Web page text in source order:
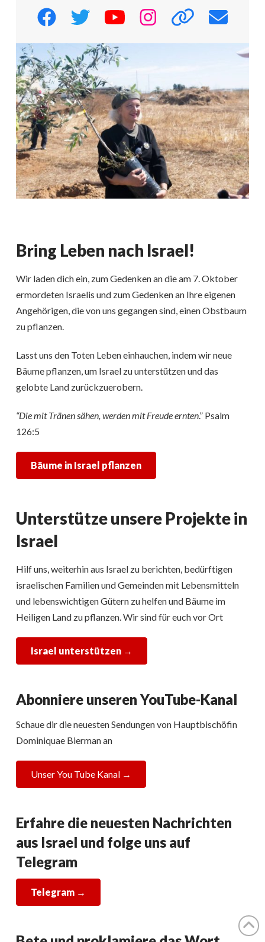
Bring Leben nach Israel!
Wir laden dich ein, zum Gedenken an die am 7. Oktober
ermordeten Israelis und zum Gedenken an Ihre eigenen
Angehörigen, die von uns gegangen sind, einen Obstbaum
zu pflanzen.
Lasst uns den Toten Leben einhauchen, indem wir neue
Bäume pflanzen, um Israel zu unterstützen und das
gelobte Land zurückzuerobern.
“Die mit Tränen sähen, werden mit Freude ernten.” Psalm
126:5
Bäume in Israel pflanzen
Unterstütze unsere Projekte in
Israel
Hilf uns, weiterhin aus Israel zu berichten, bedürftigen
israelischen Familien und Gemeinden mit Lebensmitteln
und lebenswichtigen Gütern zu helfen und Bäume im
Heiligen Land zu pflanzen. Wir sind für euch vor Ort
Israel unterstützen →
Abonniere unseren YouTube-Kanal
Schaue dir die neuesten Sendungen von Hauptbischöfin
Dominiquae Bierman an
Unser You Tube Kanal →
Erfahre die neuesten Nachrichten
aus Israel und folge uns auf
Telegram
Telegram →